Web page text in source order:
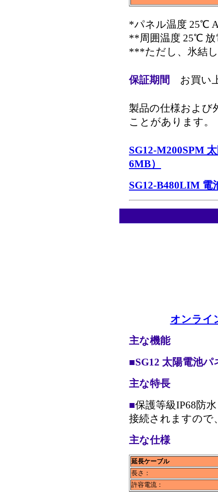
*パネル温度 25℃
**周囲温度 25℃ 放
***ただし、氷結
保証期間 お買い
製品の仕様および
ことがあります。
SG12-M200SPM
6MB）
SG12-B480LIM 電
オンライ
主な機能
■SG12 太陽電池パ
主な特長
■保護等級IP68防
接続されますので
主な仕様
延長ケーブル
長さ：
許容電流：